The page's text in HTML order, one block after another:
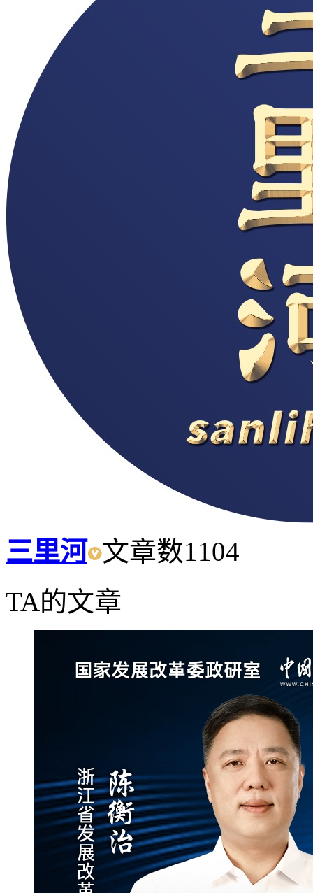
三里河 文章数1104
TA的文章